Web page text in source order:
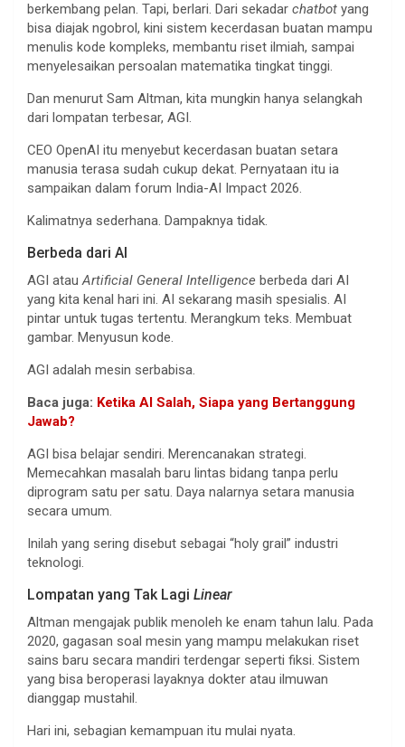
berkembang pelan. Tapi, berlari. Dari sekadar chatbot yang
bisa diajak ngobrol, kini sistem kecerdasan buatan mampu
menulis kode kompleks, membantu riset ilmiah, sampai
menyelesaikan persoalan matematika tingkat tinggi.
Dan menurut Sam Altman, kita mungkin hanya selangkah
dari lompatan terbesar, AGI.
CEO OpenAI itu menyebut kecerdasan buatan setara
manusia terasa sudah cukup dekat. Pernyataan itu ia
sampaikan dalam forum India-AI Impact 2026.
Kalimatnya sederhana. Dampaknya tidak.
Berbeda dari AI
AGI atauArtificial General Intelligence berbeda dari AI
yang kita kenal hari ini. AI sekarang masih spesialis. AI
pintar untuk tugas tertentu. Merangkum teks. Membuat
gambar. Menyusun kode.
AGI adalah mesin serbabisa.
Baca juga: Ketika AI Salah, Siapa yang Bertanggung
Jawab?
AGI bisa belajar sendiri. Merencanakan strategi.
Memecahkan masalah baru lintas bidang tanpa perlu
diprogram satu per satu. Daya nalarnya setara manusia
secara umum.
Inilah yang sering disebut sebagai “holy grail” industri
teknologi.
Lompatan yang Tak Lagi Linear
Altman mengajak publik menoleh ke enam tahun lalu. Pada
2020, gagasan soal mesin yang mampu melakukan riset
sains baru secara mandiri terdengar seperti fiksi. Sistem
yang bisa beroperasi layaknya dokter atau ilmuwan
dianggap mustahil.
Hari ini, sebagian kemampuan itu mulai nyata.